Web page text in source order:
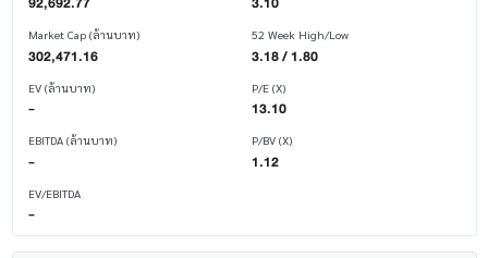
Market Cap (ล้านบาท)
302,471.16
EV (ล้านบาท)
-
EBITDA (ล้านบาท)
-
EV/EBITDA
-
52 Week High/Low
3.18 / 1.80
P/E (X)
13.10
P/BV (X)
1.12